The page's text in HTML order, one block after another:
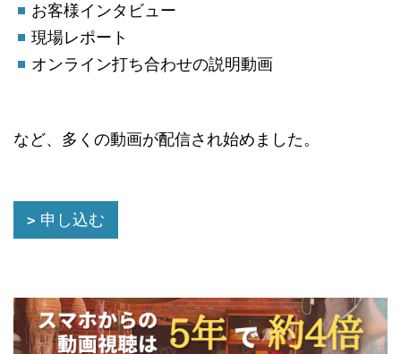
お客様インタビュー
現場レポート
オンライン打ち合わせの説明動画
など、多くの動画が配信され始めました。
申し込む